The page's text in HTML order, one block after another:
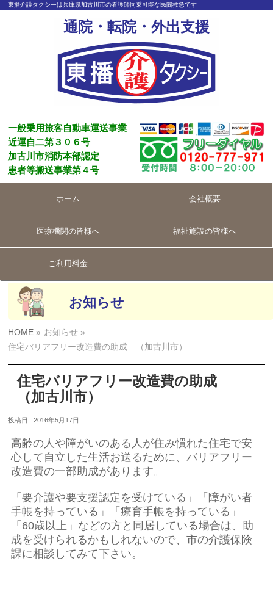
東播介護タクシーは兵庫県加古川市の看護師同乗可能な民間救急です
通院・転院・外出支援
一般乗用旅客自動車運送事業
近運自二第３０６号
加古川市消防本部認定
患者等搬送事業第４号
ホーム 会社概要
医療機関の皆様へ 福祉施設の皆様へ
ご利用料金
お知らせ
HOME » お知らせ »
住宅バリアフリー改造費の助成 （加古川市）
住宅バリアフリー改造費の助成
（加古川市）
投稿日 : 2016年5月17日
高齢の人や障がいのある人が住み慣れた住宅で安
心して自立した生活お送るために、バリアフリー
改造費の一部助成があります。
「要介護や要支援認定を受けている」「障がい者
手帳を持っている」「療育手帳を持っている」
「60歳以上」などの方と同居している場合は、助
成を受けられるかもしれないので、市の介護保険
課に相談してみて下さい。